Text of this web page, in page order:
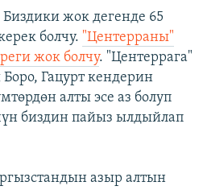
Биздики жок дегенде 65
болчу. "Центерраны"
жок болчу. "Центеррага"
Гацурт кендерин
алты эсе аз болуп
биздин пайыз ылдыйлап
азыр алтын